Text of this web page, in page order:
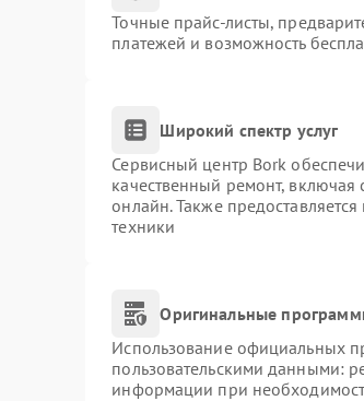
Точные прайс-листы,
платежей и возможность
Широкий спектр услуг
Сервисный центр Bork
качественный ремонт, включая
онлайн. Также
техники
Оригинальные
Использование официальных
пользовательскими данными:
информации при